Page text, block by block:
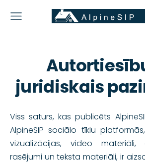
juridiskais
Viss saturs, kas publicēts
AlpineSIP sociālo tīklu
vizualizācijas, video materiāli,
rasējumi un teksta materiāli, ir